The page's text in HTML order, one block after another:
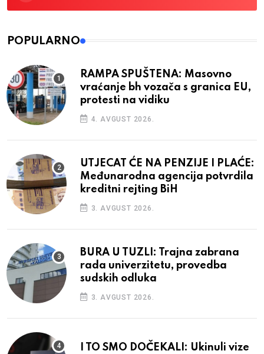
POPULARNO
RAMPA SPUŠTENA: Masovno
vraćanje bh vozača s granica EU,
protesti na vidiku
4. AVGUST 2026.
UTJECAT ĆE NA PENZIJE I PLAĆE:
Međunarodna agencija potvrdila
kreditni rejting BiH
3. AVGUST 2026.
BURA U TUZLI: Trajna zabrana
rada univerzitetu, provedba
sudskih odluka
3. AVGUST 2026.
I TO SMO DOČEKALI: Ukinuli vize